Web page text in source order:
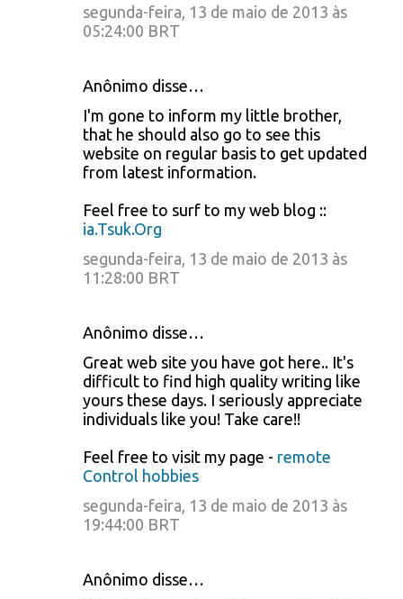
segunda-feira, 13 de maio de 2013 às
05:24:00 BRT
Anônimo disse…
I'm gone to inform my little brother,
that he should also go to see this
website on regular basis to get updated
from latest information.
Feel free to surf to my web blog ::
ia.Tsuk.Org
segunda-feira, 13 de maio de 2013 às
11:28:00 BRT
Anônimo disse…
Great web site you have got here.. It's
difficult to find high quality writing like
yours these days. I seriously appreciate
individuals like you! Take care!!
Feel free to visit my page - remote
Control hobbies
segunda-feira, 13 de maio de 2013 às
19:44:00 BRT
Anônimo disse…